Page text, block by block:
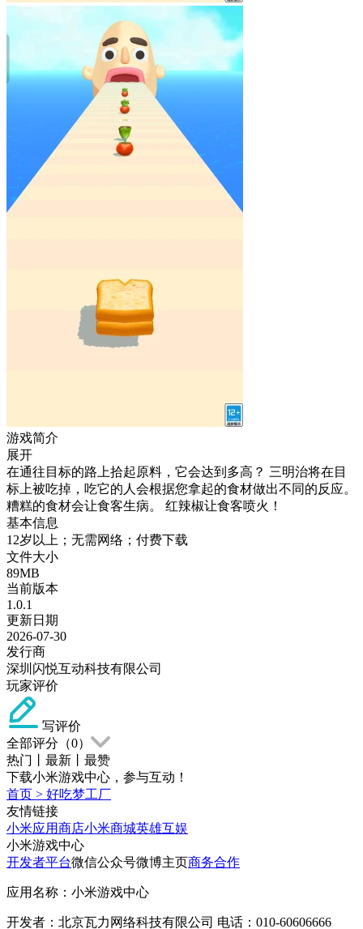
游戏简介
展开
在通往目标的路上拾起原料，它会达到多高？ 三明治将在目
标上被吃掉，吃它的人会根据您拿起的食材做出不同的反应。
糟糕的食材会让食客生病。 红辣椒让食客喷火！
基本信息
12岁以上；无需网络；付费下载
文件大小
89MB
当前版本
1.0.1
更新日期
2026-07-30
发行商
深圳闪悦互动科技有限公司
玩家评价
写评价
全部评分（0）
热门
最新
最赞
下载小米游戏中心，参与互动！
首页 > 好吃梦工厂
友情链接
小米应用商店小米商城英雄互娱
小米游戏中心
开发者平台微信公众号微博主页商务合作
应用名称：小米游戏中心
开发者：北京瓦力网络科技有限公司 电话：010-60606666